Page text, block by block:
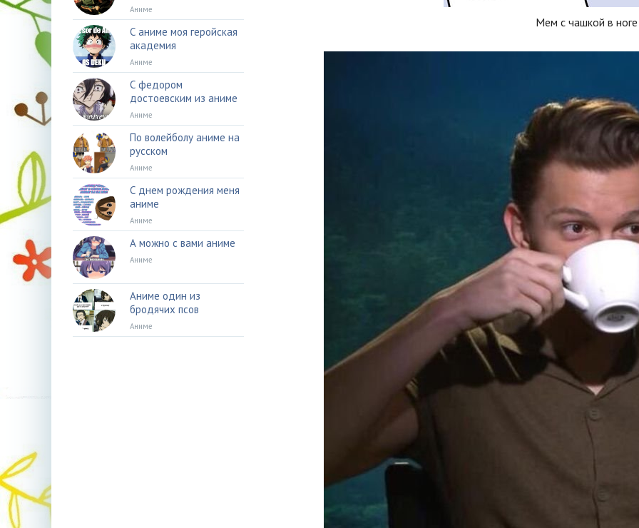
Мем с чашкой в ноге
Аниме
С аниме моя геройская
академия
Аниме
С федором
достоевским из аниме
Аниме
По волейболу аниме на
русском
Аниме
С днем рождения меня
аниме
Аниме
А можно с вами аниме
Аниме
Аниме один из
бродячих псов
Аниме